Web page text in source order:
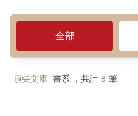
全部
頂尖文庫 書系 ，共計 8 筆